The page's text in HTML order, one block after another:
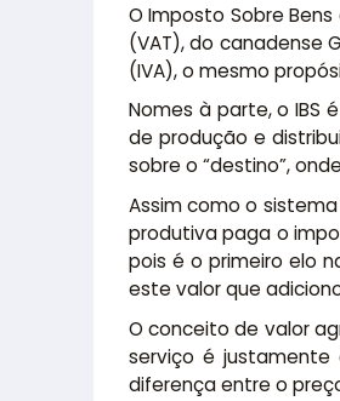
O Imposto Sobre
(VAT), do canadense
(IVA), o mesmo
Nomes à parte, o IBS
de produção e
sobre o “destino”,
Assim como o
produtiva paga o
pois é o primeiro elo
este valor que
O conceito de valor
serviço é justamente
diferença entre o